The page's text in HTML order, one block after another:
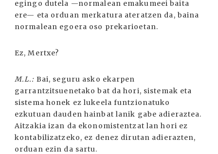
egingo dutela —normalean emakumeei baita
ere— eta orduan merkatura ateratzen da, baina
normalean egoera oso prekarioetan.
Ez, Mertxe?
M.L.: Bai, seguru asko ekarpen
garrantzitsuenetako bat da hori, sistemak eta
sistema honek ez lukeela funtzionatuko
ezkutuan dauden hainbat lanik gabe adieraztea.
Aitzakia izan da ekonomistentzat lan hori ez
kontabilizatzeko, ez denez dirutan adierazten,
orduan ezin da sartu.